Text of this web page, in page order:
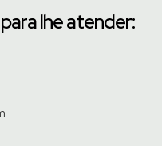
lhe atender: